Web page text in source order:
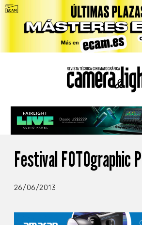
Festival FOTOgraphic
26/06/2013